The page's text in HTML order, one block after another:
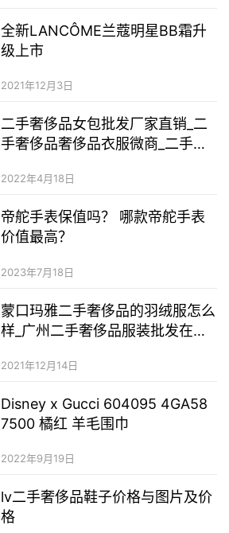
全新LANCÔME兰蔻明星BB霜升
级上市
2021年12月3日
二手奢侈品女包批发厂家直销_二
手奢侈品奢侈品衣服微商_二手奢
2022年4月18日
帝舵手表保值吗？ 哪款帝舵手表
价值最高？
2023年7月18日
蒙口玛雅二手奢侈品的羽绒服怎么
样_广州二手奢侈品服装批发在哪
2021年12月14日
Disney x Gucci 604095 4GA58
7500 橘红 羊毛围巾
2022年9月19日
lv二手奢侈品鞋子价格与图片及价
格